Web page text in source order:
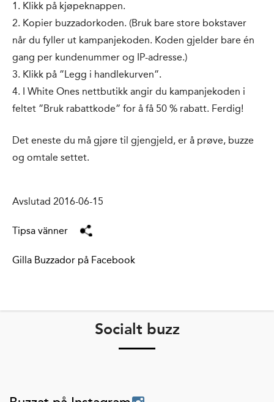
1. Klikk på kjøpeknappen.
2. Kopier buzzadorkoden. (Bruk bare store bokstaver
når du fyller ut kampanjekoden. Koden gjelder bare én
gang per kundenummer og IP-adresse.)
3. Klikk på ”Legg i handlekurven”.
4. I White Ones nettbutikk angir du kampanjekoden i
feltet ”Bruk rabattkode” for å få 50 % rabatt. Ferdig!
Det eneste du må gjøre til gjengjeld, er å prøve, buzze
og omtale settet.
Avslutad 2016-06-15
Tipsa vänner
Gilla Buzzador på Facebook
Socialt buzz